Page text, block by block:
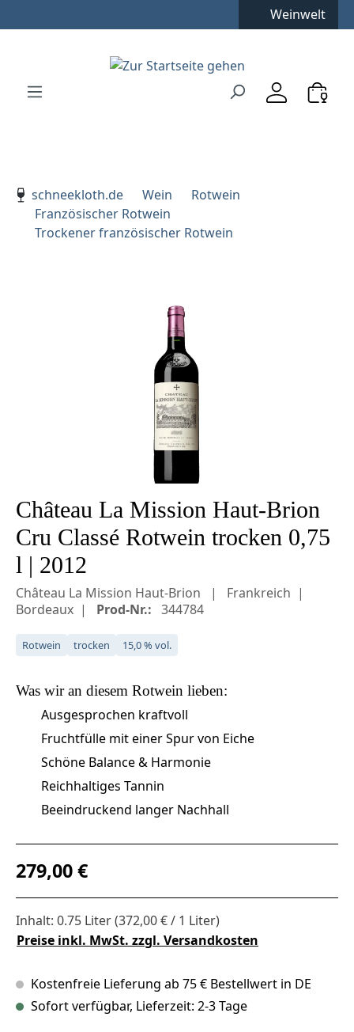
Zur Hauptnavigation springen
Weinwelt
schneekloth.de
Wein
Rotwein
Französischer Rotwein
Trockener französischer Rotwein
Bildergalerie überspringen
Château La Mission Haut-Brion
Cru Classé Rotwein trocken 0,75
l | 2012
Château La Mission Haut-Brion
Frankreich
Bordeaux
Prod-Nr.: 344784
Rotwein trocken 15,0 % vol.
Was wir an diesem Rotwein lieben:
Ausgesprochen kraftvoll
Fruchtfülle mit einer Spur von Eiche
Schöne Balance & Harmonie
Reichhaltiges Tannin
Beeindruckend langer Nachhall
Regulärer Preis:
279,00 €
Inhalt: 0.75 Liter(372,00 € / 1 Liter)
Preise inkl. MwSt. zzgl. Versandkosten
Kostenfreie Lieferung ab 75 € Bestellwert in DE
Sofort verfügbar, Lieferzeit: 2-3 Tage